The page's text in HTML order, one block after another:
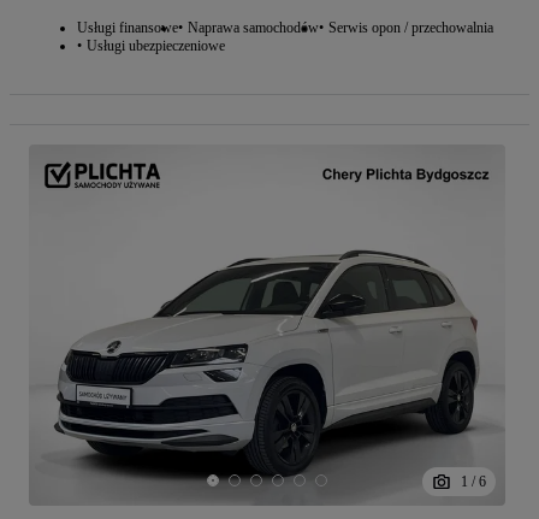
Usługi finansowe Naprawa samochodów Serwis opon / przechowalnia
Usługi ubezpieczeniowe
1 / 6